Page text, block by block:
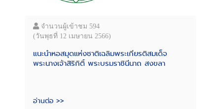
จำนวนผู้เข้าชม 594
(วันพุธที่ 12 เมษายน 2566)
แนะนำหอสมุดแห่งชาติเฉลิมพระเกียรติสมเด็จ
พระนางเจ้าสิริกิติ์ พระบรมราชินีนาถ สงขลา
อ่านต่อ >>